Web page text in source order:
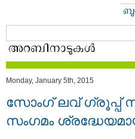
Monday, January 5th, 2015
സോംഗ് ലവ്
സംഗമം